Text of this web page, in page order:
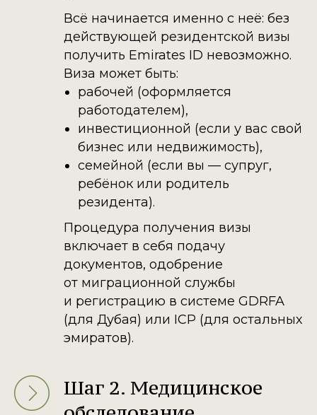
Всё начинается именно с неё: без
действующей резидентской визы
получить Emirates ID невозможно.
Виза может быть:
рабочей (оформляется
работодателем),
инвестиционной (если у вас свой
бизнес или недвижимость),
семейной (если вы — супруг,
ребёнок или родитель
резидента).
Процедура получения визы
включает в себя подачу
документов, одобрение
от миграционной службы
и регистрацию в системе GDRFA
(для Дубая) или ICP (для остальных
эмиратов).
Шаг 2. Медицинское